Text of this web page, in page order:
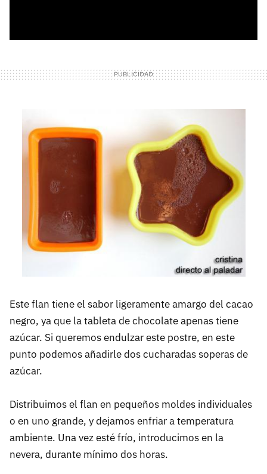
Este flan tiene el sabor ligeramente amargo del cacao
negro, ya que la tableta de chocolate apenas tiene
azúcar. Si queremos endulzar este postre, en este
punto podemos añadirle dos cucharadas soperas de
azúcar.
Distribuimos el flan en pequeños moldes individuales
o en uno grande, y dejamos enfriar a temperatura
ambiente. Una vez esté frío, introducimos en la
nevera, durante mínimo dos horas.